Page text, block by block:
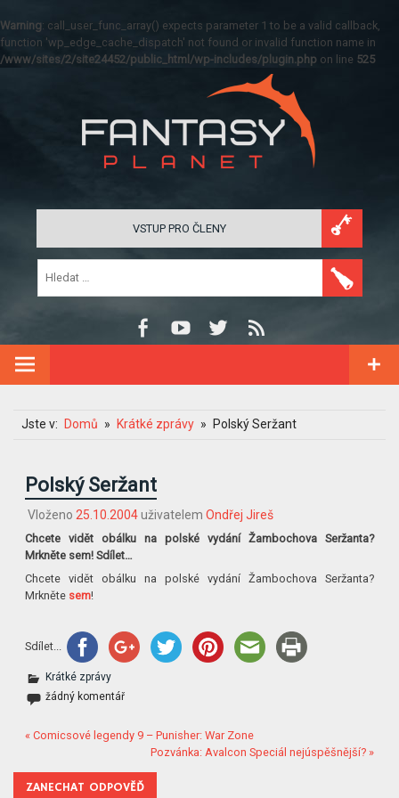
Warning: call_user_func_array() expects parameter 1 to be a valid callback,
function 'wp_edge_cache_dispatch' not found or invalid function name in
/www/sites/2/site24452/public_html/wp-includes/plugin.php on line 525
VSTUP PRO ČLENY
Jste v: Domů Krátké zprávy Polský Seržant
Polský Seržant
Vloženo 25.10.2004uživatelem Ondřej Jireš
Chcete vidět obálku na polské vydání Žambochova Seržanta?
Mrkněte sem! Sdílet…
Chcete vidět obálku na polské vydání Žambochova Seržanta?
Mrkněte sem!
Sdílet...
Krátké zprávy
žádný komentář
« Comicsové legendy 9 – Punisher: War Zone
Pozvánka: Avalcon Speciál nejúspěšnější? »
ZANECHAT ODPOVĚĎ